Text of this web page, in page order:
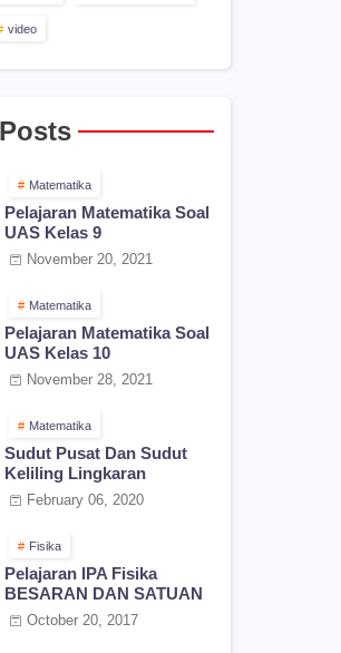
video
Matematika
Pelajaran Matematika Soal
UAS Kelas 9
November 20, 2021
Matematika
Pelajaran Matematika Soal
UAS Kelas 10
November 28, 2021
Matematika
Sudut Pusat Dan Sudut
Keliling Lingkaran
February 06, 2020
Fisika
Pelajaran IPA Fisika
BESARAN DAN SATUAN
October 20, 2017